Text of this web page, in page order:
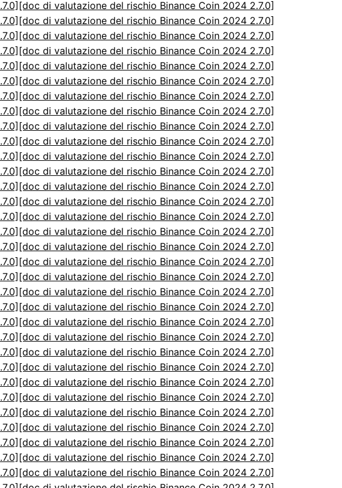
[doc di valutazione del rischio Binance Coin 2024 2.7.0]
[doc di valutazione del rischio Binance Coin 2024 2.7.0]
[doc di valutazione del rischio Binance Coin 2024 2.7.0]
[doc di valutazione del rischio Binance Coin 2024 2.7.0]
[doc di valutazione del rischio Binance Coin 2024 2.7.0]
[doc di valutazione del rischio Binance Coin 2024 2.7.0]
[doc di valutazione del rischio Binance Coin 2024 2.7.0]
[doc di valutazione del rischio Binance Coin 2024 2.7.0]
[doc di valutazione del rischio Binance Coin 2024 2.7.0]
[doc di valutazione del rischio Binance Coin 2024 2.7.0]
[doc di valutazione del rischio Binance Coin 2024 2.7.0]
[doc di valutazione del rischio Binance Coin 2024 2.7.0]
[doc di valutazione del rischio Binance Coin 2024 2.7.0]
[doc di valutazione del rischio Binance Coin 2024 2.7.0]
[doc di valutazione del rischio Binance Coin 2024 2.7.0]
[doc di valutazione del rischio Binance Coin 2024 2.7.0]
[doc di valutazione del rischio Binance Coin 2024 2.7.0]
[doc di valutazione del rischio Binance Coin 2024 2.7.0]
[doc di valutazione del rischio Binance Coin 2024 2.7.0]
[doc di valutazione del rischio Binance Coin 2024 2.7.0]
[doc di valutazione del rischio Binance Coin 2024 2.7.0]
[doc di valutazione del rischio Binance Coin 2024 2.7.0]
[doc di valutazione del rischio Binance Coin 2024 2.7.0]
[doc di valutazione del rischio Binance Coin 2024 2.7.0]
[doc di valutazione del rischio Binance Coin 2024 2.7.0]
[doc di valutazione del rischio Binance Coin 2024 2.7.0]
[doc di valutazione del rischio Binance Coin 2024 2.7.0]
[doc di valutazione del rischio Binance Coin 2024 2.7.0]
[doc di valutazione del rischio Binance Coin 2024 2.7.0]
[doc di valutazione del rischio Binance Coin 2024 2.7.0]
[doc di valutazione del rischio Binance Coin 2024 2.7.0]
[doc di valutazione del rischio Binance Coin 2024 2.7.0]